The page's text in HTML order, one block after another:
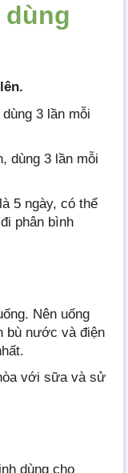
dùng
3 lần mỗi
dùng 3 lần mỗi
5 ngày, có thể
phân bình
Nên uống
bù nước và điện
với sữa và sử
dùng cho